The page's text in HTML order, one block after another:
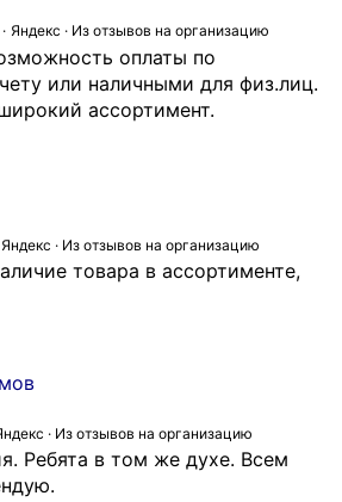
Яндекс · Из отзывов на организацию
оплаты по
или наличными для физ.лиц.
ассортимент.
Яндекс · Из отзывов на организацию
товара в ассортименте,
· Из отзывов на организацию
Ребята в том же духе. Всем